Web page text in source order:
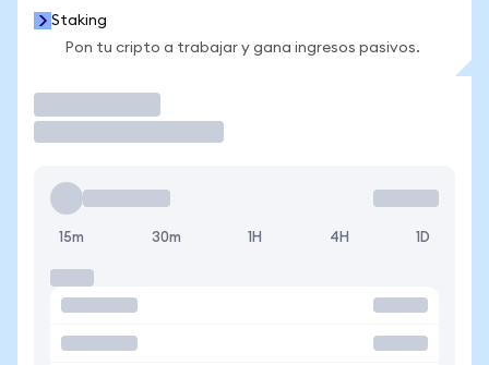
Staking
Pon tu cripto a trabajar y gana ingresos pasivos.
15m 30m 1H 4H 1D